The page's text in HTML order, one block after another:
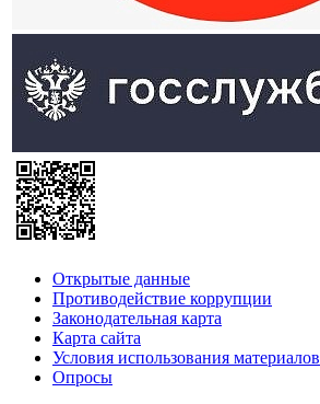
Открытые данные
Противодействие коррупции
Законодательная карта
Карта сайта
Условия использования материалов
Опросы